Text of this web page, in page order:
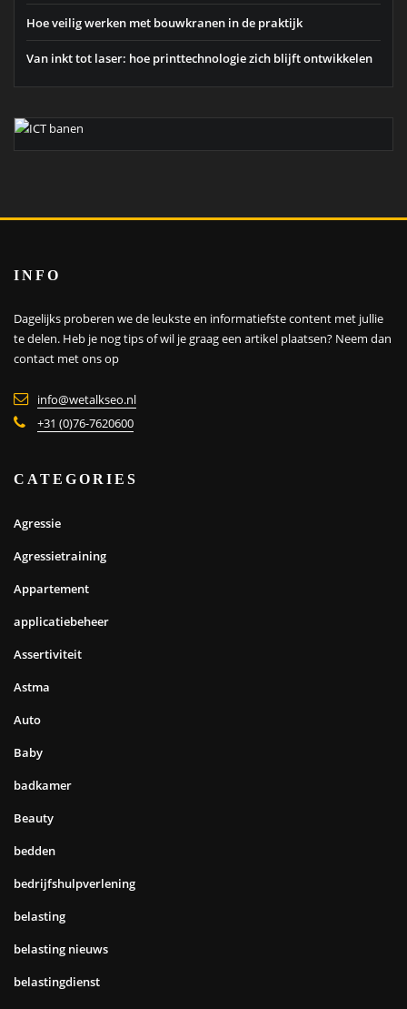
Hoe veilig werken met bouwkranen in de praktijk
Van inkt tot laser: hoe printtechnologie zich blijft ontwikkelen
INFO
Dagelijks proberen we de leukste en informatiefste content met jullie
te delen. Heb je nog tips of wil je graag een artikel plaatsen? Neem dan
contact met ons op
info@wetalkseo.nl
+31 (0)76-7620600
CATEGORIES
Agressie
Agressietraining
Appartement
applicatiebeheer
Assertiviteit
Astma
Auto
Baby
badkamer
Beauty
bedden
bedrijfshulpverlening
belasting
belasting nieuws
belastingdienst